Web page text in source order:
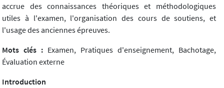
accrue des connaissances théoriques et méthodologiques
utiles à l'examen, l'organisation des cours de soutiens, et
l'usage des anciennes épreuves.
Mots clés : Examen, Pratiques d'enseignement, Bachotage,
Évaluation externe
Introduction